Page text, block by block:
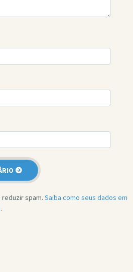
spam. Saiba como seus dados em
.